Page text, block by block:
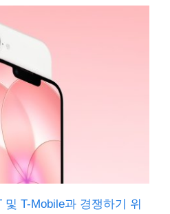
및 T-Mobile과 경쟁하기 위